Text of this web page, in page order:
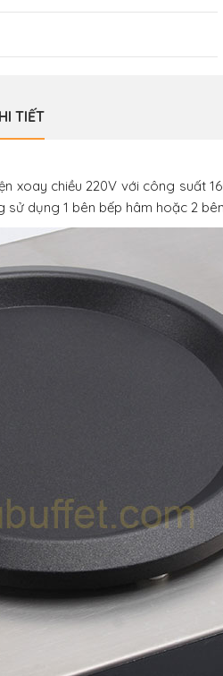
TIẾT
xoay chiều 220V với công suất
dụng 1 bên bếp hâm hoặc 2